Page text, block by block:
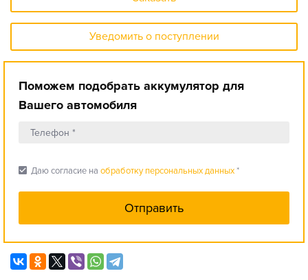
Уведомить о поступлении
Поможем подобрать аккумулятор для
Вашего автомобиля
check_box Даю согласие на обработку персональных данных*